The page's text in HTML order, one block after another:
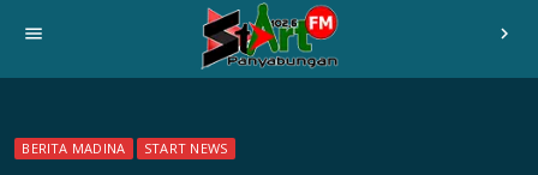
menu chevron_right
BERITA MADINA START NEWS